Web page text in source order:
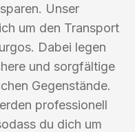
Unser
um den Transport
Dabei legen
und sorgfältige
Gegenstände.
professionell
du dich um